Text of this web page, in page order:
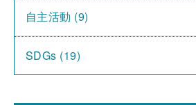
自主活動 (9)
SDGs (19)